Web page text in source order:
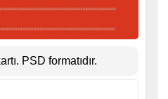
PSD formatıdır.